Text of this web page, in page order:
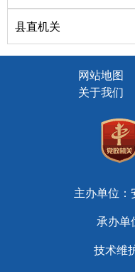
县直机关
网站地图
关于我们
主办单位：
承办单
技术维